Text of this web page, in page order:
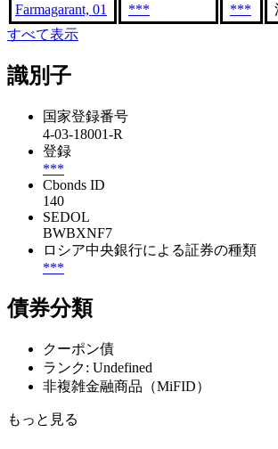
Farmagarant, 01
*** ***
すべて表示
識別子
国家登録番号
4-03-18001-R
登録
***
Cbonds ID
140
SEDOL
BWBXNF7
ロシア中央銀行による証券の種類
***
債券分類
クーポン債
ランク: Undefined
非複雑金融商品（MiFID）
もっと見る